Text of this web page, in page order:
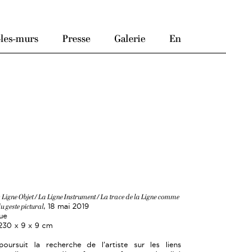
murs Presse Galerie En
Objet / La Ligne Instrument / La trace de la Ligne comme
geste pictural, 18 mai 2019
x 9 x 9 cm
la recherche de l’artiste sur les liens